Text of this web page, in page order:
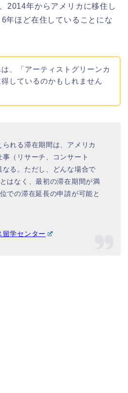
2014年からアメリカに移住し
年ほど在住していることにな
、「アーティストグリーンカ
しているのかもしれません
れる滞在期間は、アメリカ
（リサーチ、コンサート
る。ただし、どんな場合で
はなく、最初の滞在期間が満
での滞在延長の申請が可能と
留学センター